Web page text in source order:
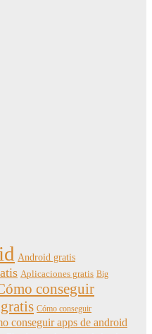
Android gratis
Aplicaciones gratis Big
conseguir
Cómo conseguir
conseguir apps de android